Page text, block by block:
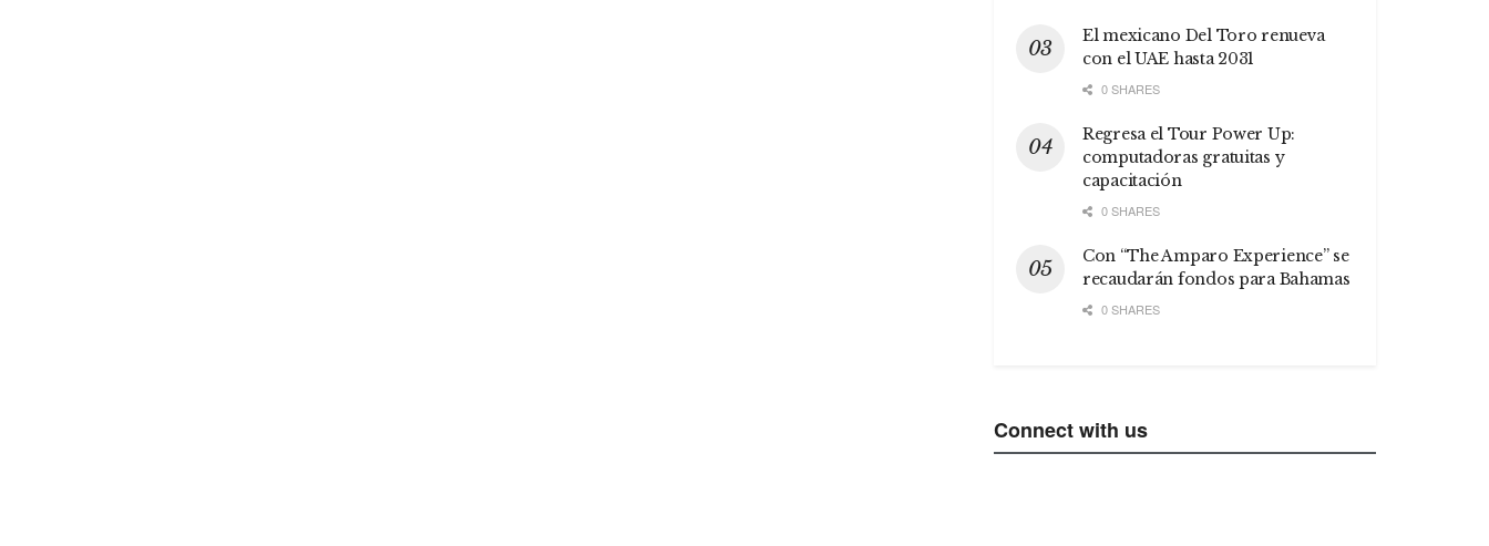
El mexicano Del Toro renueva
con el UAE hasta 2031
0 SHARES
Regresa el Tour Power Up:
computadoras gratuitas y
capacitación
0 SHARES
Con “The Amparo Experience” se
recaudarán fondos para Bahamas
0 SHARES
Connect with us